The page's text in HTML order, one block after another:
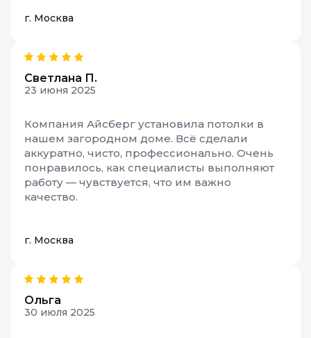
г. Москва
Светлана П.
23 июня 2025
Компания Айсберг установила потолки в
нашем загородном доме. Всё сделали
аккуратно, чисто, профессионально. Очень
понравилось, как специалисты выполняют
работу — чувствуется, что им важно
качество.
г. Москва
Ольга
30 июля 2025